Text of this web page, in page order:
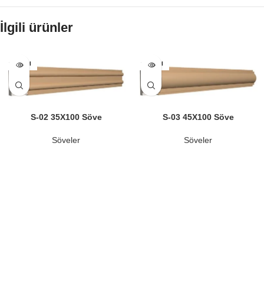
İlgili ürünler
SATILDI
S-02 35X100 Söve
Söveler
SATILDI
S-03 45X100 Söve
Söveler